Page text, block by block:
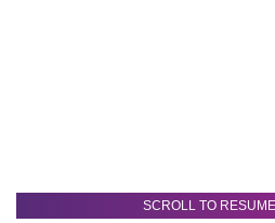
SCROLL TO